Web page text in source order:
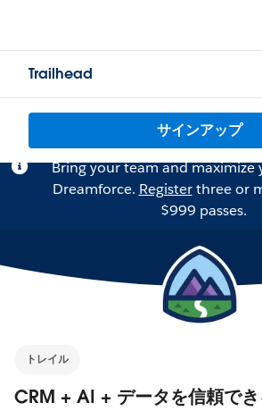
Trailhead
サインアップ
Bring your team and maximize
Dreamforce. Registerthree or
$999 passes.
トレイル
CRM + AI + データを信頼で